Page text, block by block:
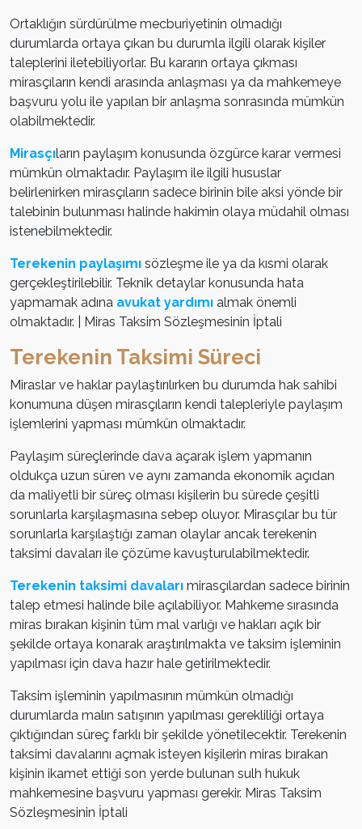
Ortaklığın sürdürülme mecburiyetinin olmadığı
durumlarda ortaya çıkan bu durumla ilgili olarak kişiler
taleplerini iletebiliyorlar. Bu kararın ortaya çıkması
mirasçıların kendi arasında anlaşması ya da mahkemeye
başvuru yolu ile yapılan bir anlaşma sonrasında mümkün
olabilmektedir.
Mirasçıların paylaşım konusunda özgürce karar vermesi
mümkün olmaktadır. Paylaşım ile ilgili hususlar
belirlenirken mirasçıların sadece birinin bile aksi yönde bir
talebinin bulunması halinde hakimin olaya müdahil olması
istenebilmektedir.
Terekenin paylaşımı sözleşme ile ya da kısmi olarak
gerçekleştirilebilir. Teknik detaylar konusunda hata
yapmamak adına avukat yardımı almak önemli
olmaktadır. | Miras Taksim Sözleşmesinin İptali
Terekenin Taksimi Süreci
Miraslar ve haklar paylaştırılırken bu durumda hak sahibi
konumuna düşen mirasçıların kendi talepleriyle paylaşım
işlemlerini yapması mümkün olmaktadır.
Paylaşım süreçlerinde dava açarak işlem yapmanın
oldukça uzun süren ve aynı zamanda ekonomik açıdan
da maliyetli bir süreç olması kişilerin bu sürede çeşitli
sorunlarla karşılaşmasına sebep oluyor. Mirasçılar bu tür
sorunlarla karşılaştığı zaman olaylar ancak terekenin
taksimi davaları ile çözüme kavuşturulabilmektedir.
Terekenin taksimi davaları mirasçılardan sadece birinin
talep etmesi halinde bile açılabiliyor. Mahkeme sırasında
miras bırakan kişinin tüm mal varlığı ve hakları açık bir
şekilde ortaya konarak araştırılmakta ve taksim işleminin
yapılması için dava hazır hale getirilmektedir.
Taksim işleminin yapılmasının mümkün olmadığı
durumlarda malın satışının yapılması gerekliliği ortaya
çıktığından süreç farklı bir şekilde yönetilecektir. Terekenin
taksimi davalarını açmak isteyen kişilerin miras bırakan
kişinin ikamet ettiği son yerde bulunan sulh hukuk
mahkemesine başvuru yapması gerekir. Miras Taksim
Sözleşmesinin İptali